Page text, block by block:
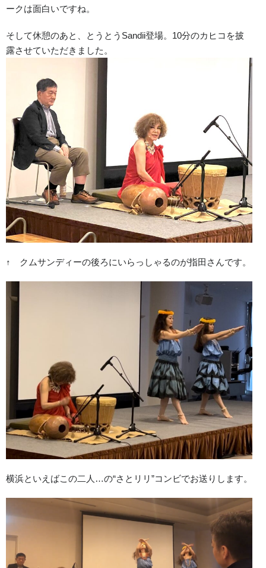
ークは面白いですね。
そして休憩のあと、とうとうSandii登場。10分のカヒコを披
露させていただきました。
↑ クムサンディーの後ろにいらっしゃるのが指田さんです。
横浜といえばこの二人…の“さとリリ”コンビでお送りします。
Na Puakea O Ko’olaupoko
Sandii.info